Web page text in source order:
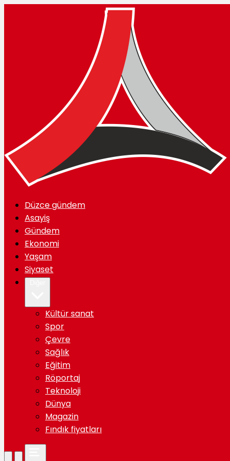
Düzce gündem
Asayiş
Gündem
Ekonomi
Yaşam
Siyaset
Kültür sanat
Spor
Çevre
Sağlık
Eğitim
Röportaj
Teknoloji
Dünya
Magazin
Fındık fiyatları